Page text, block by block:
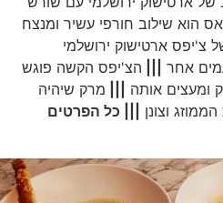
הוא שילוב חורפי עשיר ומנצח
ארטישוק ירושלמי
אחר|||
הצ'יפס הקשה פוגש
אותה|||
מרק שיהיה
וצונן||| כל הפרטים